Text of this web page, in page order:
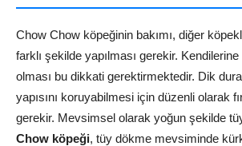
Chow Chow köpeğinin bakımı, diğer
farklı şekilde yapılması gerekir.
olması bu dikkati gerektirmektedir. Dik
yapısını koruyabilmesi için düzenli olarak
gerekir. Mevsimsel olarak yoğun şekilde
Chow köpeği, tüy dökme mevsiminde